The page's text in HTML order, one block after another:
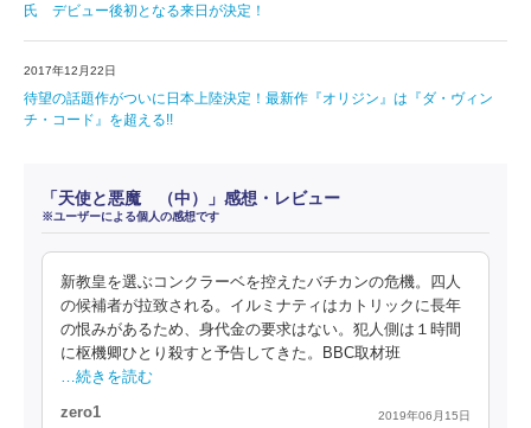
氏 デビュー後初となる来日が決定！
2017年12月22日
待望の話題作がついに日本上陸決定！最新作『オリジン』は『ダ・ヴィン
チ・コード』を超える!!
「天使と悪魔 （中）」感想・レビュー
※ユーザーによる個人の感想です
新教皇を選ぶコンクラーベを控えたバチカンの危機。四人
の候補者が拉致される。イルミナティはカトリックに長年
の恨みがあるため、身代金の要求はない。犯人側は１時間
に枢機卿ひとり殺すと予告してきた。BBC取材班
…続きを読む
zero1 2019年06月15日